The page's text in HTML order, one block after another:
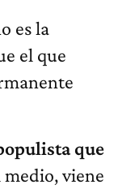
es la
el que
que
viene